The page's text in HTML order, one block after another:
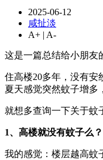
2025-06-12
咸扯淡
A+ | A-
这是一篇总结给小朋友
住高楼20多年，没有安
夏天感觉突然蚊子增多
就想多查询一下关于蚊
1、高楼就没有蚊子么？
我的感觉：楼层越高蚊